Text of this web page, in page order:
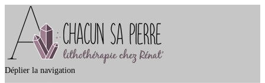
Déplier la navigation